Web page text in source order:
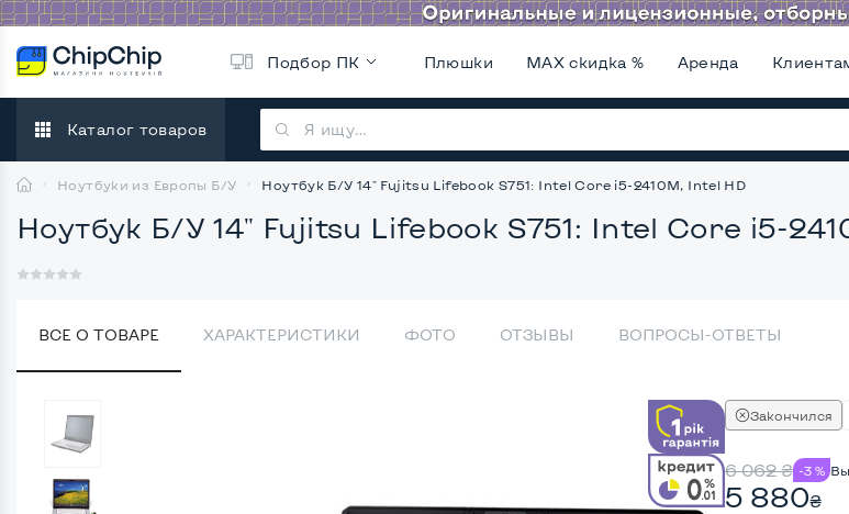
Подбор ПК Плюшки MAX скидка % Аренда
Каталог товаров
Ноутбуки из Европы Б/У Ноутбук Б/У 14" Fujitsu Lifebook S751: Intel Core i5-2410M, Intel HD
Ноутбук Б/У 14" Fujitsu Lifebook S751: Intel Core i5-
ВСЕ О ТОВАРЕ ХАРАКТЕРИСТИКИ ФОТО ОТЗЫВЫ ВОПРОСЫ-ОТВЕТЫ
Закончился
6 062₴ -3 %
5 880₴